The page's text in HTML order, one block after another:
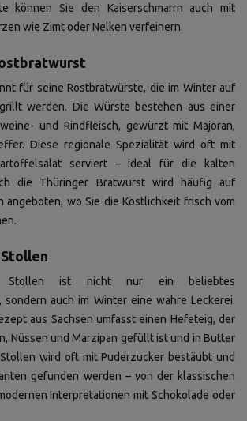
können Sie den Kaiserschmarrn auch mit
wie Zimt oder Nelken verfeinern.
für seine Rostbratwürste, die im Winter auf
werden. Die Würste bestehen aus einer
und Rindfleisch, gewürzt mit Majoran,
Diese regionale Spezialität wird oft mit
serviert – ideal für die kalten
die Thüringer Bratwurst wird häufig auf
angeboten, wo Sie die Köstlichkeit frisch vom
Stollen
Stollen ist nicht nur ein beliebtes
sondern auch im Winter eine wahre Leckerei.
aus Sachsen umfasst einen Hefeteig, der
Nüssen und Marzipan gefüllt ist und in Butter
wird oft mit Puderzucker bestäubt und
gefunden werden – von der klassischen
Interpretationen mit Schokolade oder